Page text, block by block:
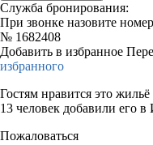
Служба бронирования:
При звонке назовите
№ 1682408
Добавить в избранное
избранного
Гостям нравится это жильё
13 человек добавили его в
Пожаловаться